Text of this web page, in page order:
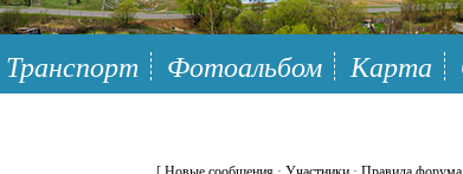
Южное Бутово
Транспорт Фотоальбом Карта